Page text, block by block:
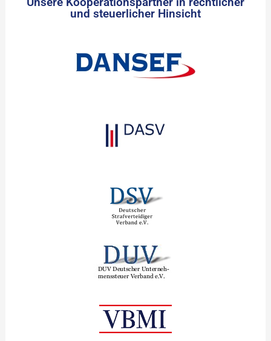
und steuerlicher Hinsicht